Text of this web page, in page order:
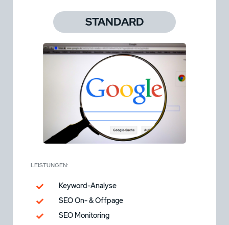
STANDARD
LEISTUNGEN:
Keyword-Analyse
SEO On- & Offpage
SEO Monitoring